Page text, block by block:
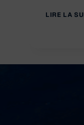
LIRE LA